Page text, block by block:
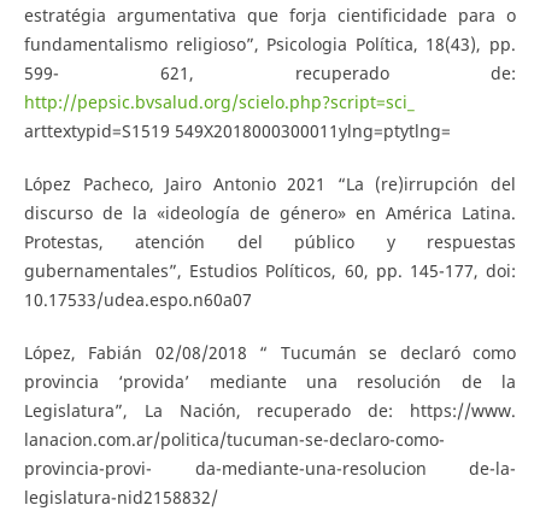
estratégia argumentativa que forja cientificidade para o
fundamentalismo religioso”, Psicologia Política, 18(43), pp.
599- 621, recuperado de:
http://pepsic.bvsalud.org/scielo.php?script=sci_
arttextypid=S1519 549X2018000300011ylng=ptytlng=
López Pacheco, Jairo Antonio 2021 “La (re)irrupción del
discurso de la «ideología de género» en América Latina.
Protestas, atención del público y respuestas
gubernamentales”, Estudios Políticos, 60, pp. 145-177, doi:
10.17533/udea.espo.n60a07
López, Fabián 02/08/2018 “ Tucumán se declaró como
provincia ‘provida’ mediante una resolución de la
Legislatura”, La Nación, recuperado de: https://www.
lanacion.com.ar/politica/tucuman-se-declaro-como-
provincia-provi- da-mediante-una-resolucion de-la-
legislatura-nid2158832/